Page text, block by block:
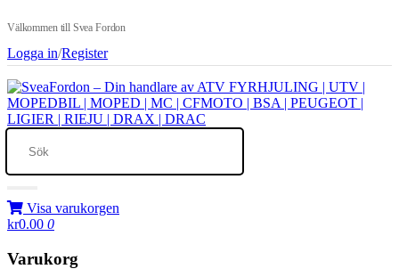
Välkommen till Svea Fordon
Logga in/Register
Visa varukorgen
kr0.00 0
Varukorg